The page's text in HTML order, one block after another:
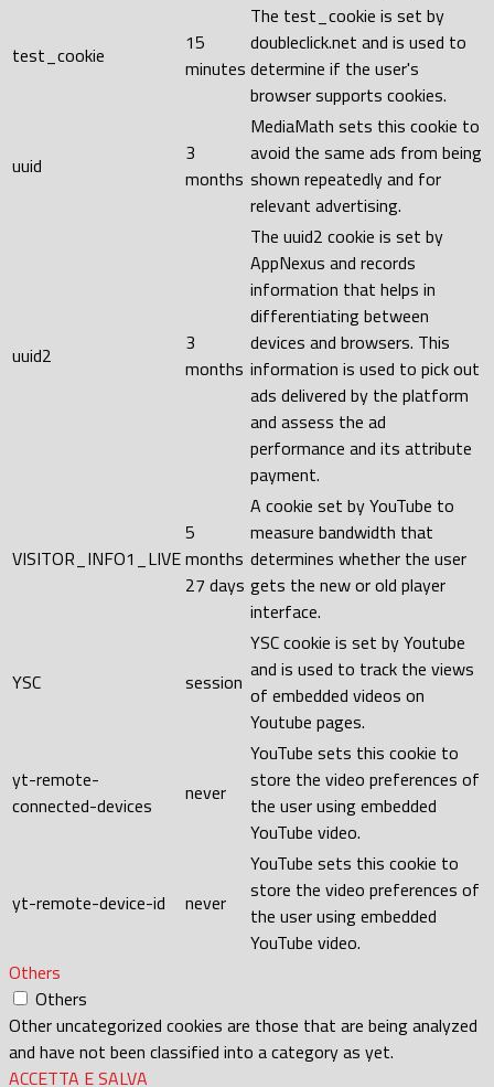
test_cookie
15
minutes
The test_cookie is set by
doubleclick.net and is used to
determine if the user's
browser supports cookies.
uuid
3
months
MediaMath sets this cookie to
avoid the same ads from being
shown repeatedly and for
relevant advertising.
uuid2
3
months
The uuid2 cookie is set by
AppNexus and records
information that helps in
differentiating between
devices and browsers. This
information is used to pick out
ads delivered by the platform
and assess the ad
performance and its attribute
payment.
VISITOR_INFO1_LIVE
5
months
27 days
A cookie set by YouTube to
measure bandwidth that
determines whether the user
gets the new or old player
interface.
YSC session
YSC cookie is set by Youtube
and is used to track the views
of embedded videos on
Youtube pages.
yt-remote-
connected-devices
never
YouTube sets this cookie to
store the video preferences of
the user using embedded
YouTube video.
yt-remote-device-id never
YouTube sets this cookie to
store the video preferences of
the user using embedded
YouTube video.
Others
Others
Other uncategorized cookies are those that are being analyzed
and have not been classified into a category as yet.
ACCETTA E SALVA